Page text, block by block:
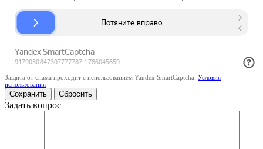
Защита от спама проходит с использованием Yandex SmartCaptcha. Условия
использования
Сбросить
Задать вопрос